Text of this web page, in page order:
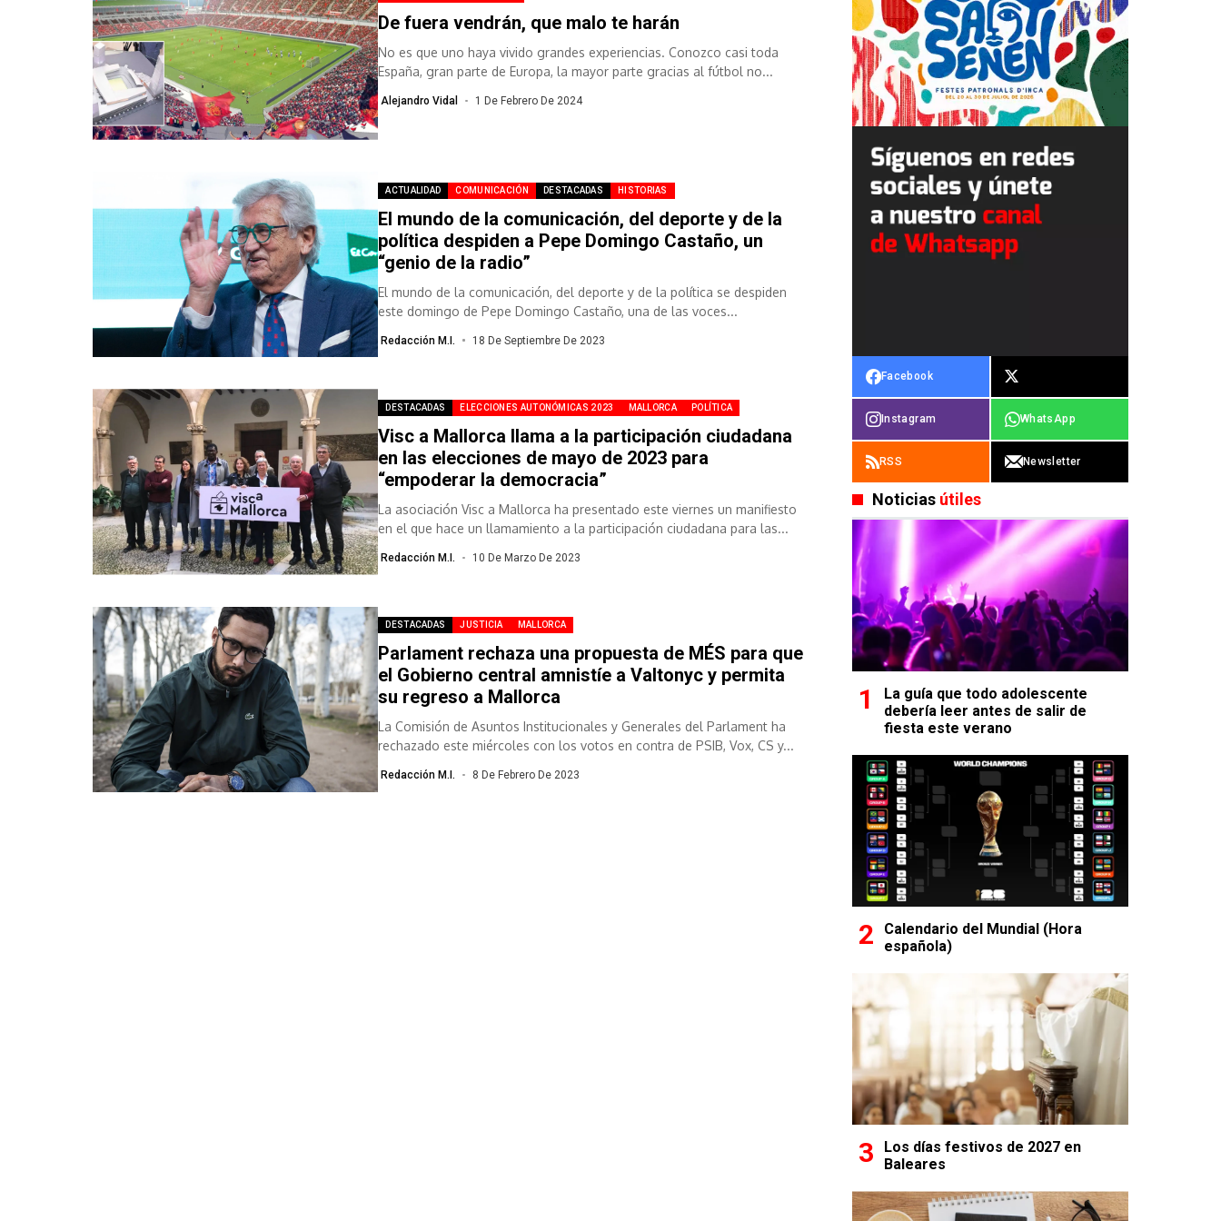
De fuera vendrán, que malo te harán
No es que uno haya vivido grandes experiencias. Conozco casi toda
España, gran parte de Europa, la mayor parte gracias al fútbol no...
Alejandro Vidal 1 De Febrero De 2024
ACTUALIDAD COMUNICACIÓN DESTACADAS HISTORIAS
El mundo de la comunicación, del deporte y de la
política despiden a Pepe Domingo Castaño, un
“genio de la radio”
El mundo de la comunicación, del deporte y de la política se despiden
este domingo de Pepe Domingo Castaño, una de las voces...
Redacción M.I. 18 De Septiembre De 2023
DESTACADAS ELECCIONES AUTONÓMICAS 2023 MALLORCA POLÍTICA
Visc a Mallorca llama a la participación ciudadana
en las elecciones de mayo de 2023 para
“empoderar la democracia”
La asociación Visc a Mallorca ha presentado este viernes un manifiesto
en el que hace un llamamiento a la participación ciudadana para las...
Redacción M.I. 10 De Marzo De 2023
DESTACADAS JUSTICIA MALLORCA
Parlament rechaza una propuesta de MÉS para que
el Gobierno central amnistíe a Valtonyc y permita
su regreso a Mallorca
La Comisión de Asuntos Institucionales y Generales del Parlament ha
rechazado este miércoles con los votos en contra de PSIB, Vox, CS y...
Redacción M.I. 8 De Febrero De 2023
Facebook
Instagram WhatsApp
RSS Newsletter
Noticias útiles
La guía que todo adolescente
debería leer antes de salir de
fiesta este verano
Calendario del Mundial (Hora
española)
Los días festivos de 2027 en
Baleares